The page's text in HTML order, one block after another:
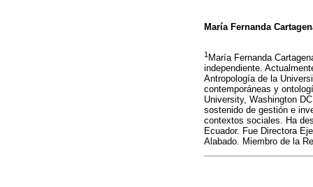
María Fernanda
1 María Fernanda
independiente.
Antropología de la
contemporáneas y
University, Washington
sostenido de gestión e
contextos sociales. Ha
Ecuador. Fue Directora
Alabado. Miembro de la